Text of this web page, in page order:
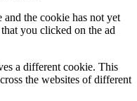
the cookie has not yet
you clicked on the ad
a different cookie. This
the websites of different